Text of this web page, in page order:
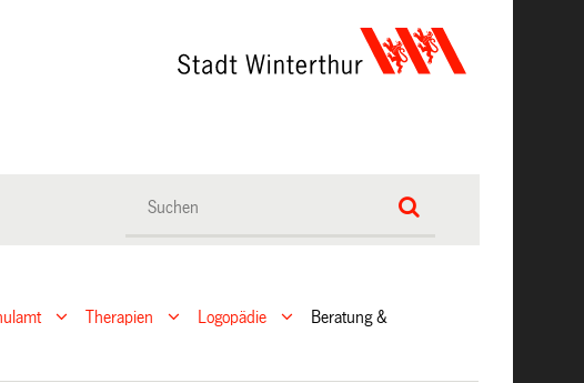
Therapien Logopädie
Beratung &